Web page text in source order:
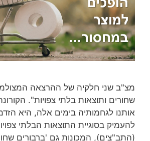
מצ"ב שני חלקיה של ההרצאה
שחורים ותוצאות בלתי צפויות".
אותנו לגחמותיה בימים אלה, היא
להעמיק בסוגיית התוצאות הבלתי
(התב"צים), המכונות גם 'ברבורים